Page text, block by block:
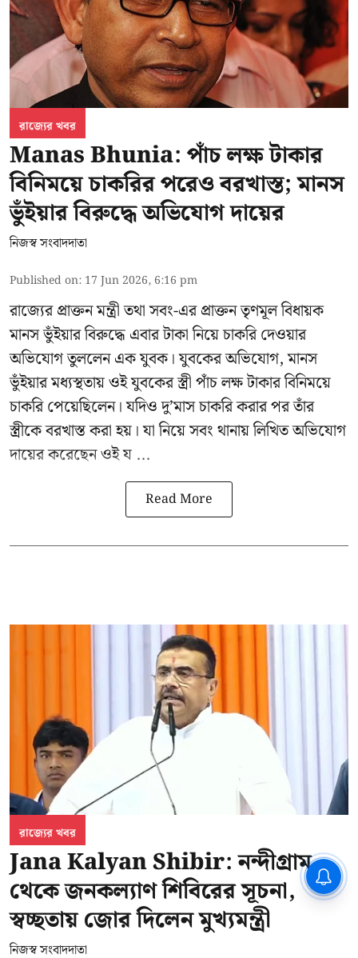
রাজ্যের খবর
Manas Bhunia: পাঁচ লক্ষ টাকার
বিনিময়ে চাকরির পরেও বরখাস্ত; মানস
ভুঁইয়ার বিরুদ্ধে অভিযোগ দায়ের
নিজস্ব সংবাদদাতা
Published on: 17 Jun 2026, 6:16 pm
রাজ্যের প্রাক্তন মন্ত্রী তথা সবং-এর প্রাক্তন তৃণমূল বিধায়ক
মানস ভুঁইয়ারবিরুদ্ধে এবার টাকা নিয়ে চাকরি দেওয়ার
অভিযোগ তুললেন এক যুবক। যুবকের অভিযোগ, মানস
ভুঁইয়ার মধ্যস্থতায় ওই যুবকের স্ত্রী পাঁচ লক্ষ টাকার বিনিময়ে
চাকরি পেয়েছিলেন। যদিও দু’মাস চাকরি করার পর তাঁর
স্ত্রীকে বরখাস্ত করা হয়। যা নিয়ে সবং থানায় লিখিত অভিযোগ
দায়ের করেছেন ওই য ...
Read More
রাজ্যের খবর
Jana Kalyan Shibir: নন্দীগ্রাম
থেকে জনকল্যাণ শিবিরের সূচনা,
স্বচ্ছতায় জোর দিলেন মুখ্যমন্ত্রী
নিজস্ব সংবাদদাতা
CPIM: ৬০ লক্ষ নাম বিবেচনাধীন রেখে
ভোট ঘোষণার প্রতিবাদ - আদালতের
দ্বারস্থ হবে সিপিআইএম